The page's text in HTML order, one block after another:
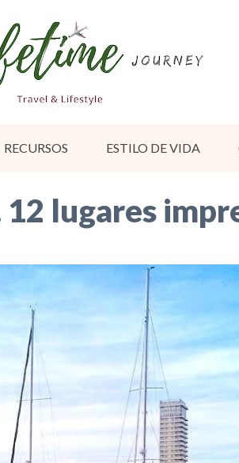
RECURSOS ESTILO DE VIDA
lugares